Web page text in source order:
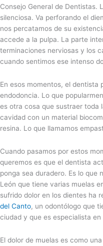
Consejo General de Dentistas.
silenciosa. Va perforando el
nos percatamos de su
accede a la pulpa. La parte
terminaciones nerviosas y los
cuando sentimos ese intenso
En esos momentos, el dentista
endodoncia. Lo que
es otra cosa que sustraer toda
cavidad con un material
resina. Lo que llamamos
Cuando pasamos por estos
queremos es que el dentista
ponga sea duradero. Es lo que
León que tiene varias muelas
sufrido dolor en los dientes ha
del Canto, un odontólogo que
ciudad y que es especialista
El dolor de muelas es como